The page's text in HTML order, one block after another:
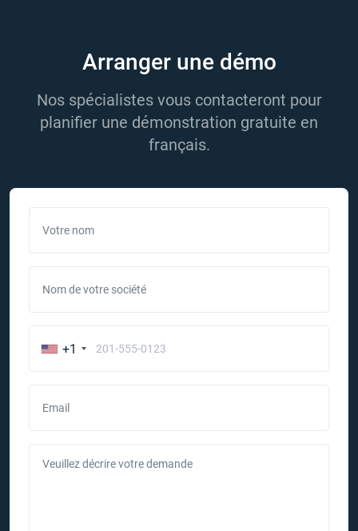
Arranger une démo
Nos spécialistes vous contacteront pour
planifier une démonstration gratuite en
français.
Votre nom
Nom de votre société
+1
Email
Veuillez décrire votre demande